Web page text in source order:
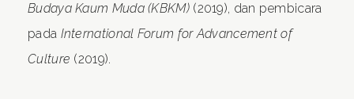
Budaya Kaum Muda (KBKM) (2019), dan pembicara
pada International Forum for Advancement of
Culture (2019).